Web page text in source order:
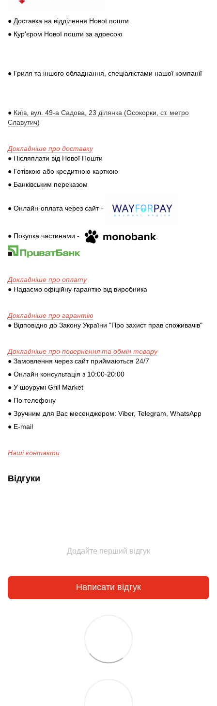
● Доставка на відділення Нової пошти
● Кур'єром Нової пошти за адресою
● Гриля та іншого обладнання, спеціалістами нашої компанії
● Київ, вул. 49-а Садова, 23 ділянка (Осокорки, ст. метро
Славутич)
Докладніше про доставку
● Післяплати від Нової Пошти
● Готівкою або кредитною карткою
● Банківським переказом
● Онлайн-оплата через сайт -
● Покупка частинами -
Докладніше про оплату
● Надаємо офіційну гарантію від виробника
Докладніше про гарантію
● Відповідно до Закону України "Про захист прав споживачів"
Докладніше про повернення та обмін товару
● Замовлення через сайт приймаються 24/7
● Онлайн консультація з 10:00-20:00
● У шоурумі Grill Market
● По телефону
● Зручним для Вас месенджером: Viber, Telegram, WhatsApp
● E-mail
Наші контакти
Відгуки
Додайте перший відгук
Написати відгук